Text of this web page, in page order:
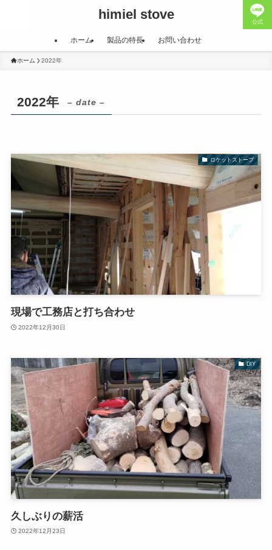
himiel stove 公式
ホーム 製品の特長 お問い合わせ
ホーム 2022年
2022年 – date –
ロケットストーブ
現場で工務店と打ち合わせ
2022年12月30日
DIY
久しぶりの薪活
2022年12月23日